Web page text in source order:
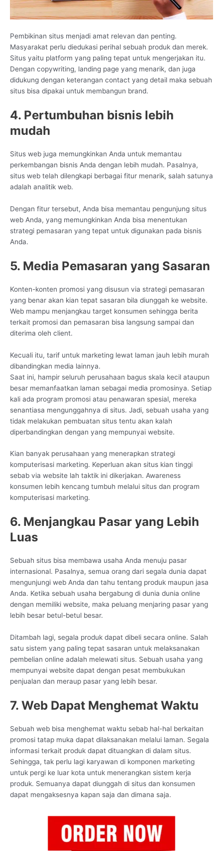
Pembikinan situs menjadi amat relevan dan penting.
Masyarakat perlu diedukasi perihal sebuah produk dan merek.
Situs yaitu platform yang paling tepat untuk mengerjakan itu.
Dengan copywriting, landing page yang menarik, dan juga
didukung dengan keterangan contact yang detail maka sebuah
situs bisa dipakai untuk membangun brand.
4. Pertumbuhan bisnis lebih
mudah
Situs web juga memungkinkan Anda untuk memantau
perkembangan bisnis Anda dengan lebih mudah. Pasalnya,
situs web telah dilengkapi berbagai fitur menarik, salah satunya
adalah analitik web.
Dengan fitur tersebut, Anda bisa memantau pengunjung situs
web Anda, yang memungkinkan Anda bisa menentukan
strategi pemasaran yang tepat untuk digunakan pada bisnis
Anda.
5. Media Pemasaran yang Sasaran
Konten-konten promosi yang disusun via strategi pemasaran
yang benar akan kian tepat sasaran bila diunggah ke website.
Web mampu menjangkau target konsumen sehingga berita
terkait promosi dan pemasaran bisa langsung sampai dan
diterima oleh client.
Kecuali itu, tarif untuk marketing lewat laman jauh lebih murah
dibandingkan media lainnya.
Saat ini, hampir seluruh perusahaan bagus skala kecil ataupun
besar memanfaatkan laman sebagai media promosinya. Setiap
kali ada program promosi atau penawaran spesial, mereka
senantiasa mengunggahnya di situs. Jadi, sebuah usaha yang
tidak melakukan pembuatan situs tentu akan kalah
diperbandingkan dengan yang mempunyai website.
Kian banyak perusahaan yang menerapkan strategi
komputerisasi marketing. Keperluan akan situs kian tinggi
sebab via website lah taktik ini dikerjakan. Awareness
konsumen lebih kencang tumbuh melalui situs dan program
komputerisasi marketing.
6. Menjangkau Pasar yang Lebih
Luas
Sebuah situs bisa membawa usaha Anda menuju pasar
internasional. Pasalnya, semua orang dari segala dunia dapat
mengunjungi web Anda dan tahu tentang produk maupun jasa
Anda. Ketika sebuah usaha bergabung di dunia dunia online
dengan memiliki website, maka peluang menjaring pasar yang
lebih besar betul-betul besar.
Ditambah lagi, segala produk dapat dibeli secara online. Salah
satu sistem yang paling tepat sasaran untuk melaksanakan
pembelian online adalah melewati situs. Sebuah usaha yang
mempunyai website dapat dengan pesat membukukan
penjualan dan meraup pasar yang lebih besar.
7. Web Dapat Menghemat Waktu
Sebuah web bisa menghemat waktu sebab hal-hal berkaitan
promosi tatap muka dapat dilaksanakan melalui laman. Segala
informasi terkait produk dapat dituangkan di dalam situs.
Sehingga, tak perlu lagi karyawan di komponen marketing
untuk pergi ke luar kota untuk menerangkan sistem kerja
produk. Semuanya dapat diunggah di situs dan konsumen
dapat mengaksesnya kapan saja dan dimana saja.